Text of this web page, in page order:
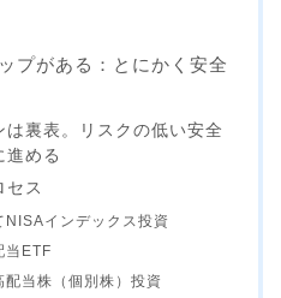
プがある：とにかく安全
は裏表。リスクの低い安全
進める
セス
NISAインデックス投資
当ETF
配当株（個別株）投資